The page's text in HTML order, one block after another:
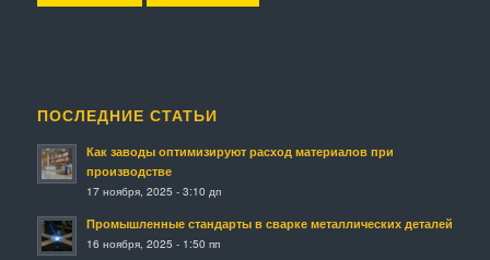
ПОСЛЕДНИЕ СТАТЬИ
Как заводы оптимизируют расход материалов при
производстве
17 ноября, 2025 - 3:10 дп
Промышленные стандарты в сварке металлических деталей
16 ноября, 2025 - 1:50 пп